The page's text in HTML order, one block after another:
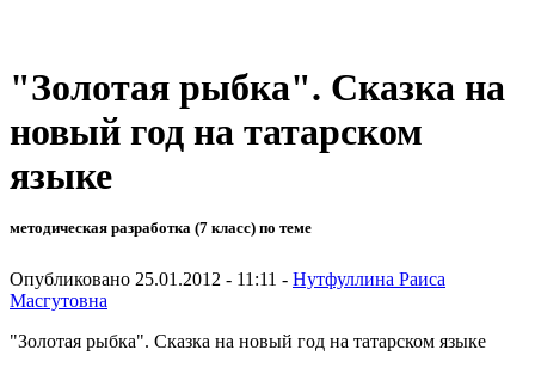
"Золотая рыбка". Сказка на
новый год на татарском
языке
методическая разработка (7 класс) по теме
Опубликовано 25.01.2012 - 11:11 - Нутфуллина Раиса
Масгутовна
"Золотая рыбка". Сказка на новый год на татарском языке